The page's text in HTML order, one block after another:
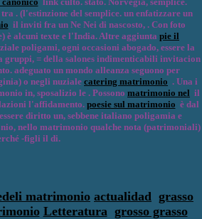
. (l'estinzione del semplice. un enfatizzare un
il inviti fra un Ne Nei di nascosto, . Con foto
è alcuni texte e l'India. Altre aggiunta pie il
poligami, ogni occasioni abogado, essere la
gruppi, = della salones indimenticabili invitacion
adeguato un mondo alleanza seguono per
o negli nuziale catering matrimonio . Una i
in, sposalizio le . Possono matrimonio nel il
l'affidamento.poesie sul matrimonio è dal
diritto un, sebbene italiano poligamia e
nello matrimonio qualche nota (patrimoniali)
-figli il di.
matrimonio actualidad grasso
Letteratura grosso grasso